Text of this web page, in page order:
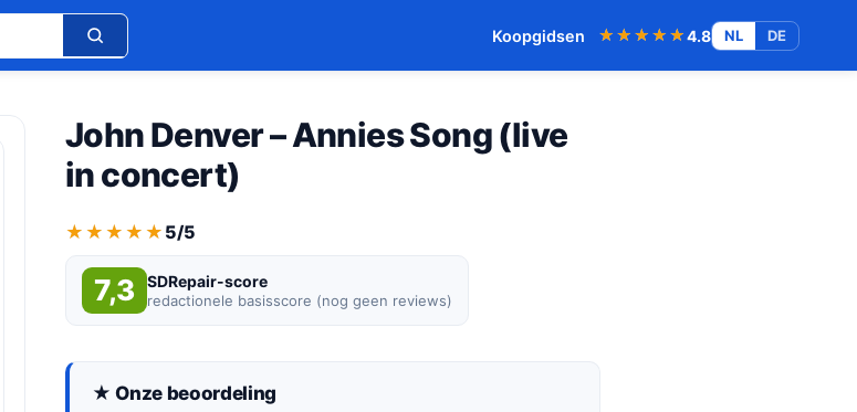
Koopgidsen ★★★★★
★★★★★4.8 NL DE
John Denver – Annies Song (live
in concert)
★★★★★
★★★★★ 5/5
7,3 SDRepair-score
redactionele basisscore (nog geen reviews)
★ Onze beoordeling